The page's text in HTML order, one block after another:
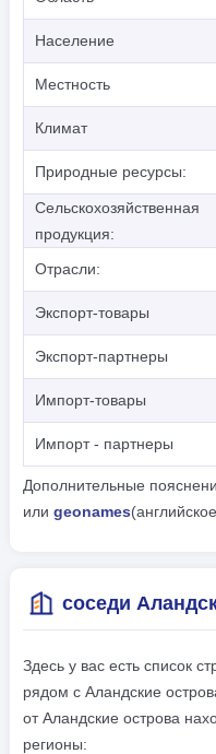
Население
Местность
Климат
Природные ресурсы:
Сельскохозяйственная
продукция:
Отрасли:
Экспорт-товары
Экспорт-партнеры
Импорт-товары
Импорт - партнеры
Дополнительные
или geonames
соседи
Здесь у вас есть список
рядом с Аландские
от Аландские острова
регионы: